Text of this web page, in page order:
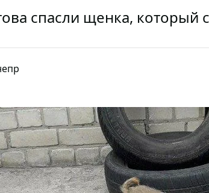
спасли щенка, который